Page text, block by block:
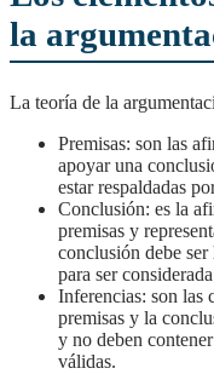
la
La teoría de la
Premisas: son las
apoyar una
estar respaldadas
Conclusión: es la
premisas y
conclusión debe ser
para ser
Inferencias: son las
premisas y la
y no deben
válidas.